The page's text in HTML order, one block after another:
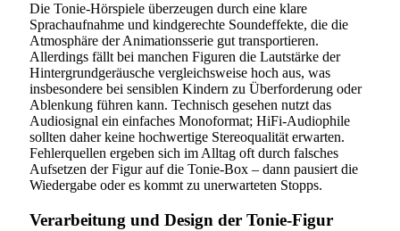
Die Tonie-Hörspiele überzeugen durch eine klare
Sprachaufnahme und kindgerechte Soundeffekte, die die
Atmosphäre der Animationsserie gut transportieren.
Allerdings fällt bei manchen Figuren die Lautstärke der
Hintergrundgeräusche vergleichsweise hoch aus, was
insbesondere bei sensiblen Kindern zu Überforderung oder
Ablenkung führen kann. Technisch gesehen nutzt das
Audiosignal ein einfaches Monoformat; HiFi-Audiophile
sollten daher keine hochwertige Stereoqualität erwarten.
Fehlerquellen ergeben sich im Alltag oft durch falsches
Aufsetzen der Figur auf die Tonie-Box – dann pausiert die
Wiedergabe oder es kommt zu unerwarteten Stopps.
Verarbeitung und Design der Tonie-Figur